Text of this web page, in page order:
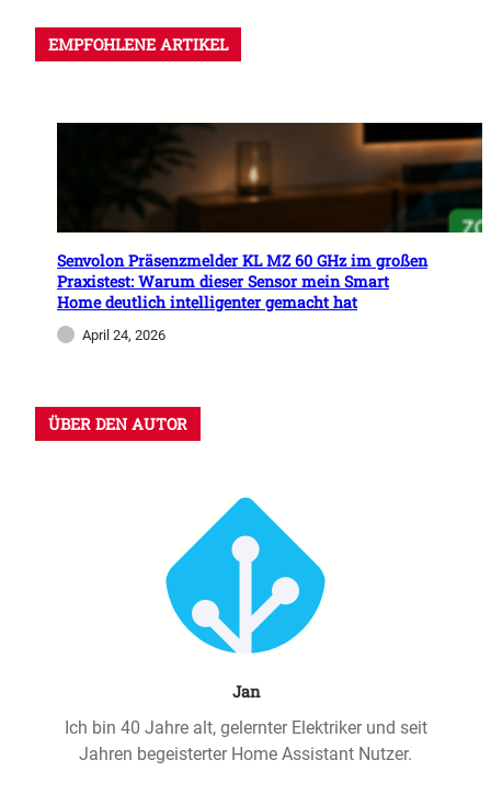
EMPFOHLENE ARTIKEL
Senvolon Präsenzmelder KL MZ 60 GHz im großen
Praxistest: Warum dieser Sensor mein Smart
Home deutlich intelligenter gemacht hat
April 24, 2026
ÜBER DEN AUTOR
Jan
Ich bin 40 Jahre alt, gelernter Elektriker und seit
Jahren begeisterter Home Assistant Nutzer.